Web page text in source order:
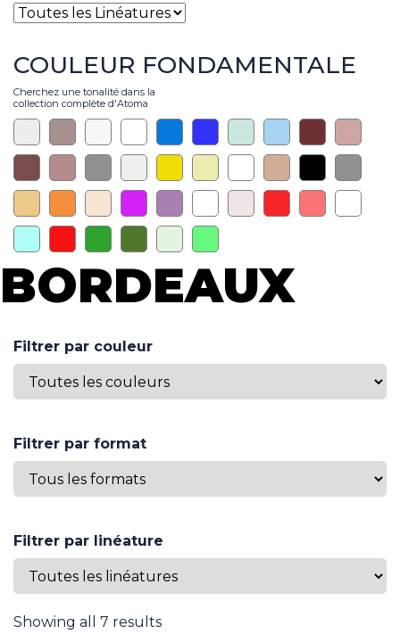
COULEUR FONDAMENTALE
Cherchez une tonalité dans la
collection complète d'Atoma
BORDEAUX
Filtrer par couleur
Filtrer par format
Filtrer par linéature
Showing all 7 results